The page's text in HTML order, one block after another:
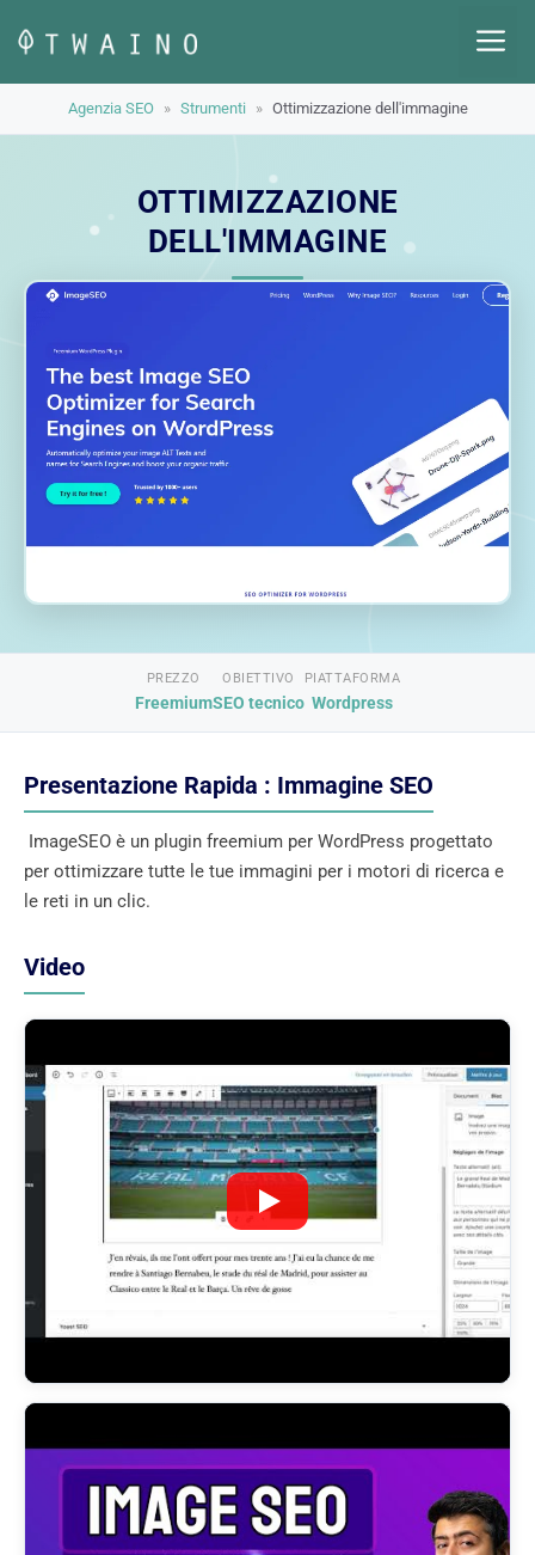
contenuto
Agenzia SEO » Strumenti » Ottimizzazione dell'immagine
OTTIMIZZAZIONE
DELL'IMMAGINE
PREZZO
Freemium
OBIETTIVO
SEO tecnico
PIATTAFORMA
Wordpress
Presentazione Rapida : Immagine SEO
ImageSEO è un plugin freemium per WordPress progettato
per ottimizzare tutte le tue immagini per i motori di ricerca e
le reti in un clic.
Video